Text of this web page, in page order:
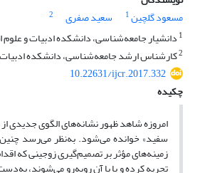
مسعود گلچین1 سعید صفری
2
1 دانشیار جامعه‌شناسی، دانشکده ادبیات و علوم
2کارشناس ارشد جامعه‌شناسی، دانشکده ادبیات
10.22631/ijcr.2017.332
چکیده
امروزه شاهد ظهور نشانه‌های الگوی جدیدی از
سفید» خوانده می‌شود. به‌نظر می‌رسد
زمینه‌های مؤثر بر تصمیم‌گیری زوجینی که